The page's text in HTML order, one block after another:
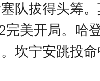
队拔得头筹
美开局。哈
坎宁安跳投